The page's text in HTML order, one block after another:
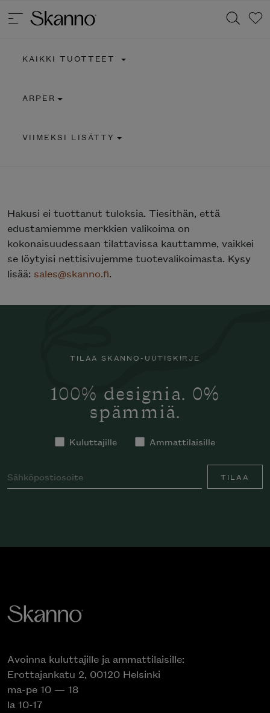
KAIKKI TUOTTEET
ARPER
VIIMEKSI LISÄTTY
Hakusi ei tuottanut tuloksia. Tiesithän, että
edustamiemme merkkien valikoima on
kokonaisuudessaan tilattavissa kauttamme, vaikkei
se löytyisi nettisivujemme tuotevalikoimasta. Kysy
lisää: sales@skanno.fi.
TILAA SKANNO-UUTISKIRJE
100% designia. 0%
spämmiä.
Kuluttajille Ammattilaisille
TILAA
Avoinna kuluttajille ja ammattilaisille:
Erottajankatu 2, 00120 Helsinki
ma-pe 10 — 18
la 10-17